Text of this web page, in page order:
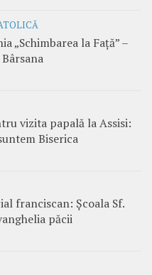
„Schimbarea la Față” –
vizita papală la Assisi:
Biserica
franciscan: Școala Sf.
păcii